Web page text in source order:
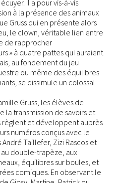
Il a pour vis-à-vis
à la présence des animaux
Gruss qui en présente alors
le clown, véritable lien entre
de rapprocher
» à quatre pattes qui auraient
au fondement du jeu
ou même des équilibres
se dissimule un colossal
Gruss, les élèves de
la transmission de savoirs et
règlent et développent auprès
numéros conçus avec le
Taillefer, Zizi Rascos et
double-trapèze, aux
équilibres sur boules, et
comiques. En observant le